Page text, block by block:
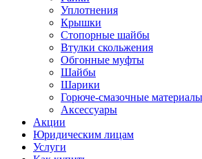
Уплотнения
Крышки
Стопорные шайбы
Втулки скольжения
Обгонные муфты
Шайбы
Шарики
Горюче-смазочные материалы
Аксессуары
Акции
Юридическим лицам
Услуги